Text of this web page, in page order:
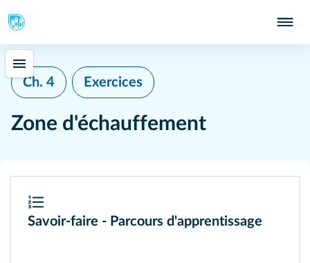
Ch. 4 Exercices
Zone d'échauffement
Savoir-faire - Parcours d'apprentissage